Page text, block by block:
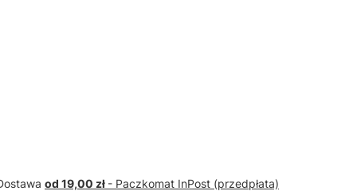
od 19,00 zł - Paczkomat InPost (przedpłata)